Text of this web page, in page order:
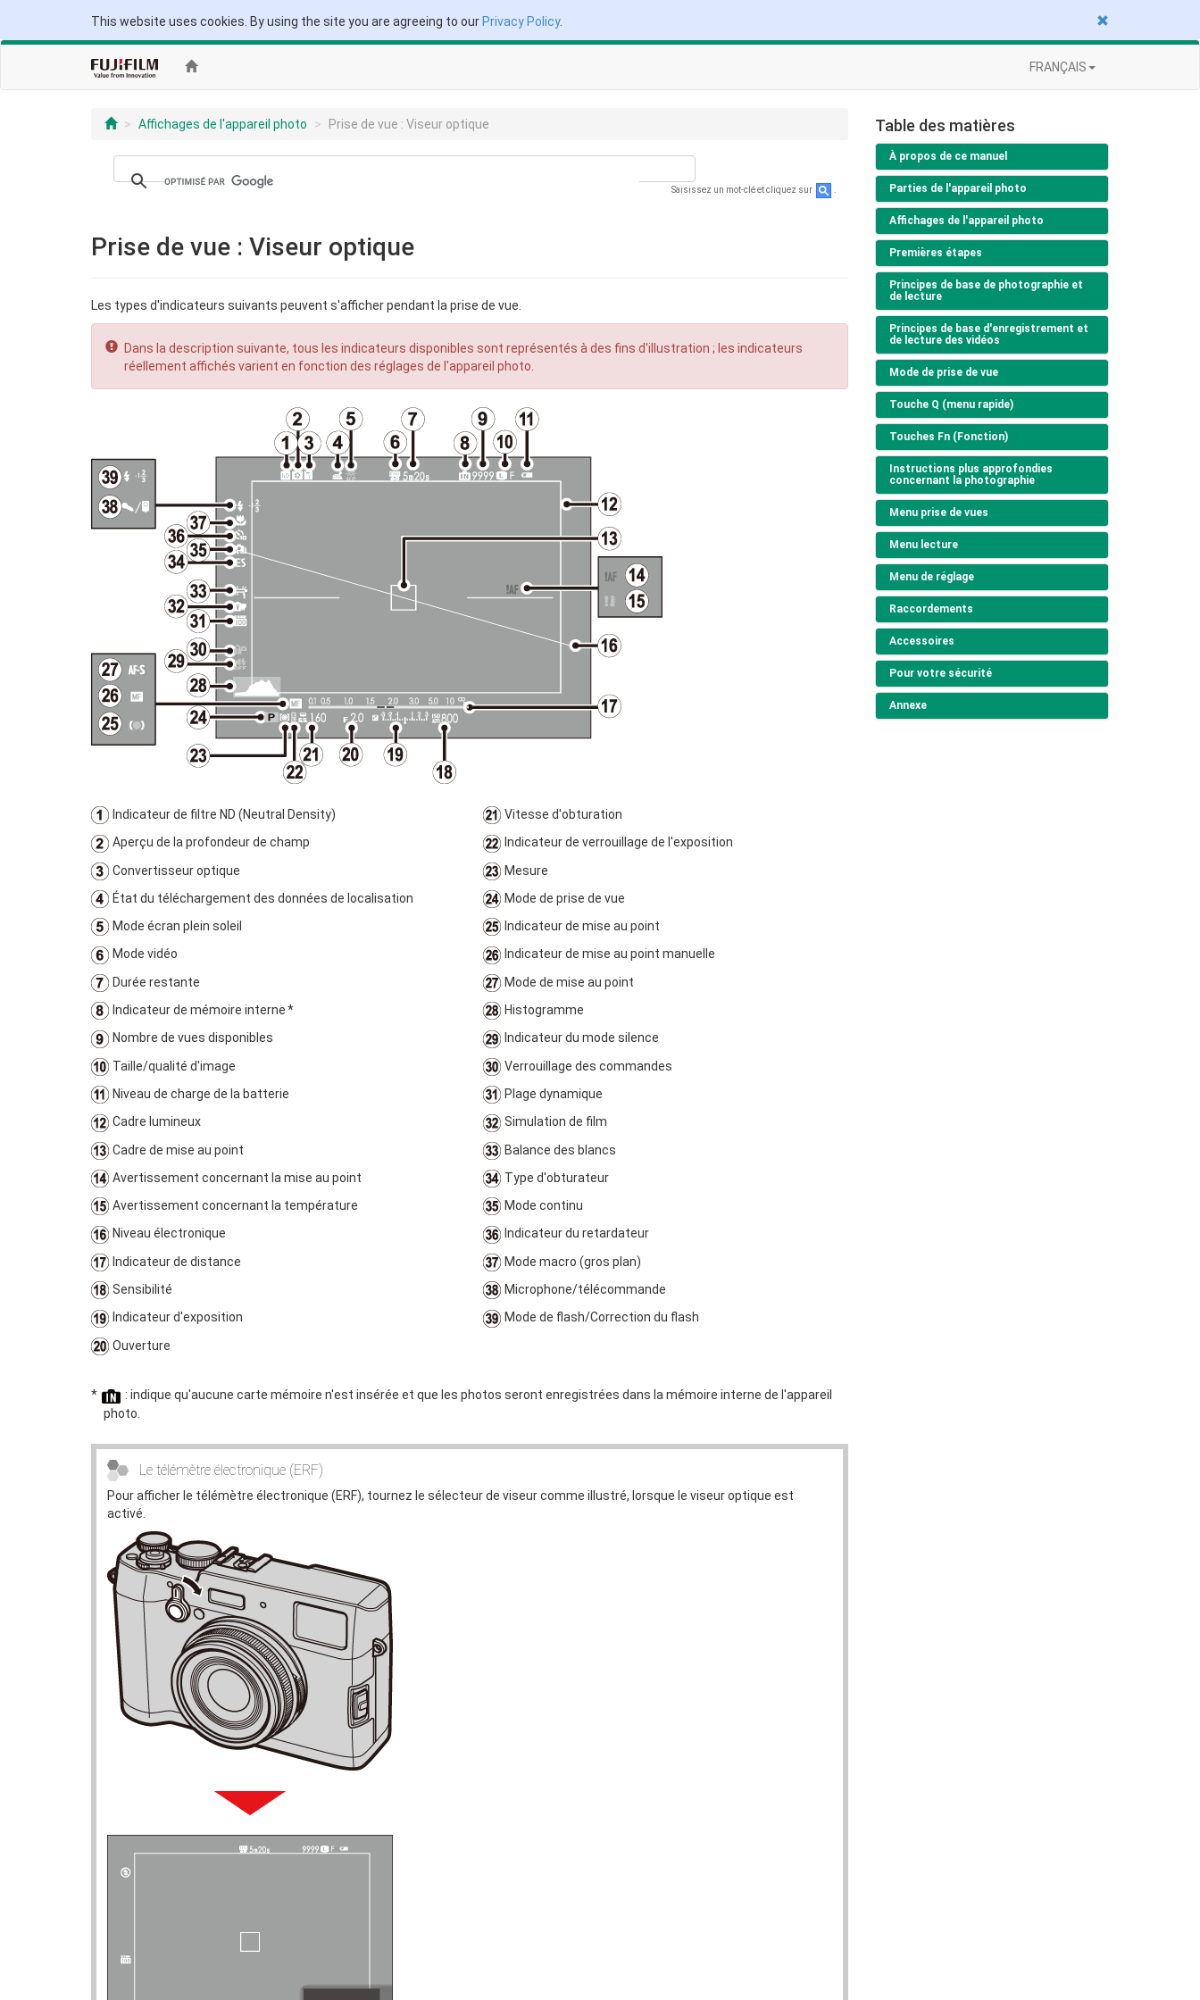
This website uses cookies. By using the site you are agreeing to our Privacy Policy.
FRANÇAIS
Affichages de l'appareil photo Prise de vue : Viseur optique
Saisissez un mot-clé et cliquez sur
Prise de vue : Viseur optique
Les types d'indicateurs suivants peuvent s'afficher pendant la prise de vue.
Dans la description suivante, tous les indicateurs disponibles sont représentés à des fins d'illustration ; les indicateurs
réellement affichés varient en fonction des réglages de l'appareil photo.
Indicateur de filtre ND (Neutral Density)
Aperçu de la profondeur de champ
Convertisseur optique
État du téléchargement des données de localisation
Mode écran plein soleil
Mode vidéo
Durée restante
Indicateur de mémoire interne *
Nombre de vues disponibles
Taille/qualité d'image
Niveau de charge de la batterie
Cadre lumineux
Cadre de mise au point
Avertissement concernant la mise au point
Avertissement concernant la température
Niveau électronique
Indicateur de distance
Sensibilité
Indicateur d'exposition
Ouverture
Vitesse d'obturation
Indicateur de verrouillage de l'exposition
Mesure
Mode de prise de vue
Indicateur de mise au point
Indicateur de mise au point manuelle
Mode de mise au point
Histogramme
Indicateur du mode silence
Verrouillage des commandes
Plage dynamique
Simulation de film
Balance des blancs
Type d'obturateur
Mode continu
Indicateur du retardateur
Mode macro (gros plan)
Microphone/télécommande
Mode de flash/Correction du flash
*
: indique qu'aucune carte mémoire n'est insérée et que les photos seront enregistrées dans la mémoire interne de l'appareil
photo.
Le télémètre électronique (ERF)
Pour afficher le télémètre électronique (ERF), tournez le sélecteur de viseur comme illustré, lorsque le viseur optique est
activé.
Table des matières
À propos de ce manuel
Parties de l'appareil photo
Affichages de l'appareil photo
Premières étapes
Principes de base de photographie et
de lecture
Principes de base d'enregistrement et
de lecture des vidéos
Mode de prise de vue
Touche Q (menu rapide)
Touches Fn (Fonction)
Instructions plus approfondies
concernant la photographie
Menu prise de vues
Menu lecture
Menu de réglage
Raccordements
Accessoires
Pour votre sécurité
Annexe